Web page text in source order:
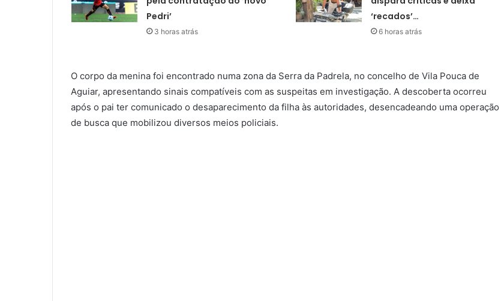
Pedri’
3 horas atrás
‘recados’…
6 horas atrás
O corpo da menina foi encontrado numa zona da Serra da Padrela, no concelho de Vila Pouca de
Aguiar, apresentando sinais compatíveis com as suspeitas em investigação. A descoberta ocorreu
após o pai ter comunicado o desaparecimento da filha às autoridades, desencadeando uma operação
de busca que mobilizou diversos meios policiais.